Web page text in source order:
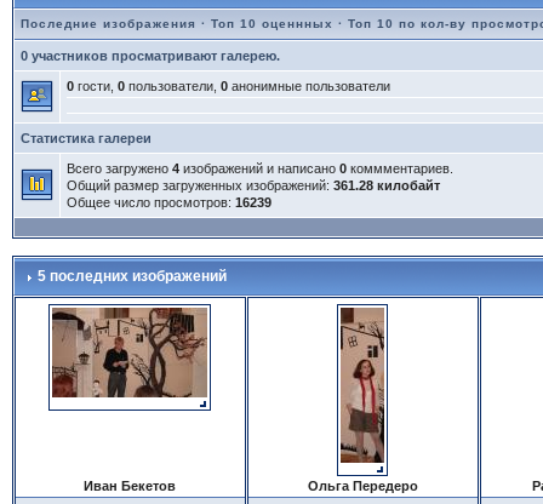
Последние изображения · Топ 10 оценнных · Топ 10 по кол-ву
0 участников просматривают галерею.
0гости, 0пользователи, 0анонимные пользователи
Статистика галереи
Всего загружено 4изображений и написано 0коммментариев.
Общий размер загруженных изображений: 361.28 килобайт
Общее число просмотров: 16239
5 последних изображений
Иван Бекетов
Ольга Передеро